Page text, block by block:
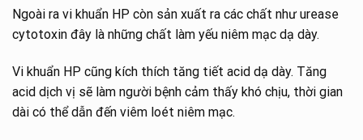
Ngoài ra vi khuẩn HP còn sản xuất ra các chất như urease
cytotoxin đây là những chất làm yếu niêm mạc dạ dày.
Vi khuẩn HP cũng kích thích tăng tiết acid dạ dày. Tăng
acid dịch vị sẽ làm người bệnh cảm thấy khó chịu, thời gian
dài có thể dẫn đến viêm loét niêm mạc.